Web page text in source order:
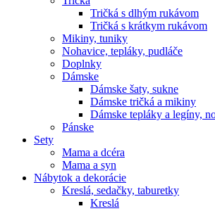
Tričká s dlhým rukávom
Tričká s krátkym rukávom
Mikiny, tuniky
Nohavice, tepláky, pudláče
Doplnky
Dámske
Dámske šaty, sukne
Dámske tričká a mikiny
Dámske tepláky a legíny,
Pánske
Sety
Mama a dcéra
Mama a syn
Nábytok a dekorácie
Kreslá, sedačky, taburetky
Kreslá